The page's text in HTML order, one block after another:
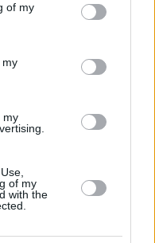
of my
my
my
of my
with the
2026